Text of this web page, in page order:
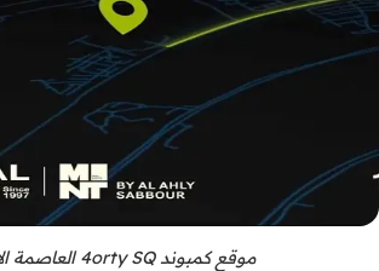
موقع كمبوند 4orty SQ العاصمة الإدارية